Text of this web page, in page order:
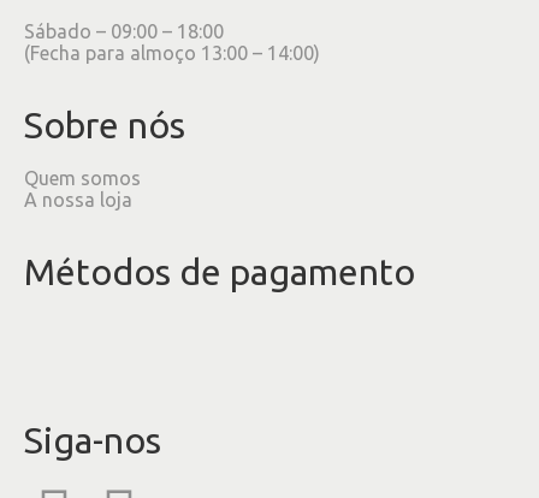
Sábado – 09:00 – 18:00
(Fecha para almoço 13:00 – 14:00)
Sobre nós
Quem somos
A nossa loja
Métodos de pagamento
Siga-nos